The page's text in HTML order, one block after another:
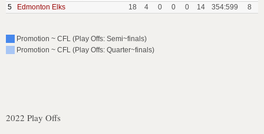
5
Edmonton Elks 18 4 0 0 0 14 354:599 8
Promotion ~ CFL (Play Offs: Semi~finals)
Promotion ~ CFL (Play Offs: Quarter~finals)
2022 Play Offs